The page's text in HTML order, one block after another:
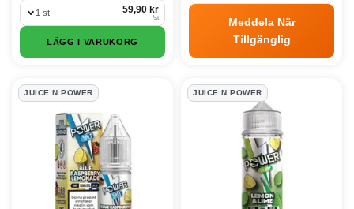
1 st 59,90 kr
/st
LÄGG I VARUKORG
Meddela När
Tillgänglig
JUICE N POWER JUICE N POWER